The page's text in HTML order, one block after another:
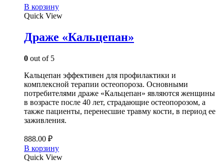
В корзину
Quick View
Драже «Кальцепан»
0 out of 5
Кальцепан эффективен для профилактики и
комплексной терапии остеопороза. Основными
потребителями драже «Кальцепан» являются женщины
в возрасте после 40 лет, страдающие остеопорозом, а
также пациенты, перенесшие травму кости, в период ее
заживления.
888.00 ₽
В корзину
Quick View